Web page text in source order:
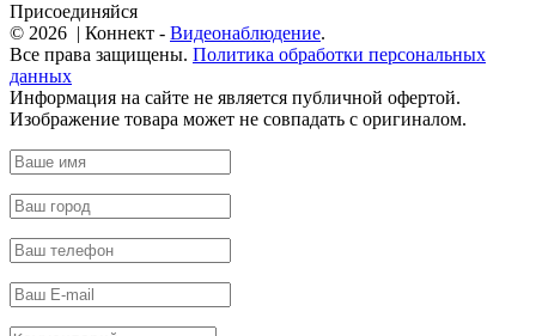
Присоединяйся
© 2026 | Коннект - Видеонаблюдение.
Все права защищены. Политика обработки персональных
данных
Информация на сайте не является публичной офертой.
Изображение товара может не совпадать с оригиналом.